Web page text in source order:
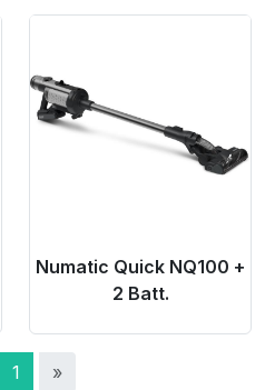
Numatic Quick NQ100 +
2 Batt.
1 »